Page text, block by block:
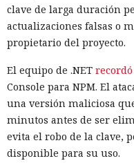
clave de larga duración
actualizaciones falsas o
propietario del proyecto.
El equipo de .NET recordó
Console para NPM. El
una versión maliciosa
minutos antes de ser
evita el robo de la clave,
disponible para su uso.